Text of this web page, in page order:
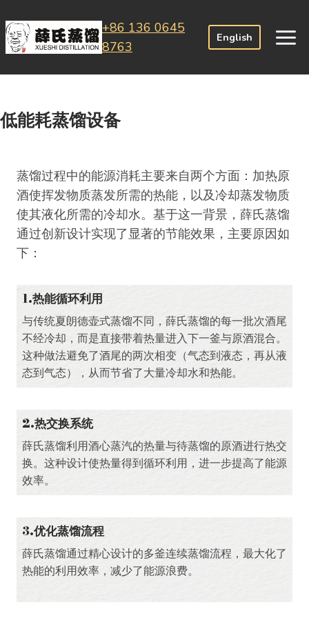
到
内
+86 136 0645
8763
English
低能耗蒸馏设备
蒸馏过程中的能源消耗主要来自两个方面：加热原
酒使挥发物质蒸发所需的热能，以及冷却蒸发物质
使其液化所需的冷却水。基于这一背景，薛氏蒸馏
通过创新设计实现了显著的节能效果，主要原因如
下：
1.热能循环利用
与传统夏朗德壶式蒸馏不同，薛氏蒸馏的每一批次酒尾
不经冷却，而是直接带着热量进入下一釜与原酒混合。
这种做法避免了酒尾的两次相变（气态到液态，再从液
态到气态），从而节省了大量冷却水和热能。
2.热交换系统
薛氏蒸馏利用酒心蒸汽的热量与待蒸馏的原酒进行热交
换。这种设计使热量得到循环利用，进一步提高了能源
效率。
3.优化蒸馏流程
薛氏蒸馏通过精心设计的多釜连续蒸馏流程，最大化了
热能的利用效率，减少了能源浪费。